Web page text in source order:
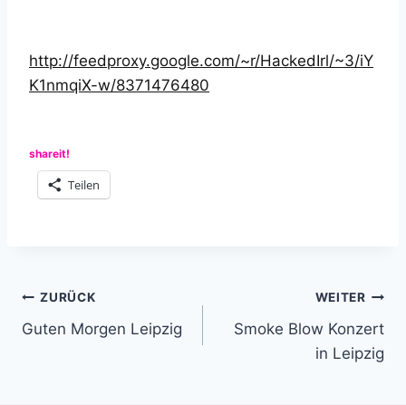
http://feedproxy.google.com/~r/HackedIrl/~3/iY
K1nmqiX-w/8371476480
shareit!
Teilen
Beitragsnavigation
ZURÜCK
Guten Morgen Leipzig
WEITER
Smoke Blow Konzert
in Leipzig